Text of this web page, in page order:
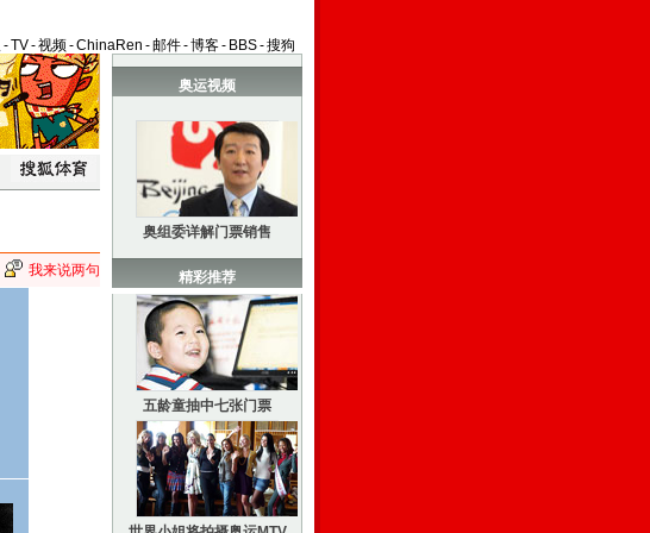
-TV-视频-ChinaRen -邮件-博客- BBS-搜狗
我来说两句
奥运视频
奥组委详解门票销售
精彩推荐
五龄童抽中七张门票